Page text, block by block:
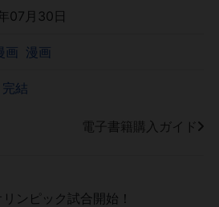
07月30日
画 漫画
完結
電子書籍購入ガイド
ンピック試合開始！